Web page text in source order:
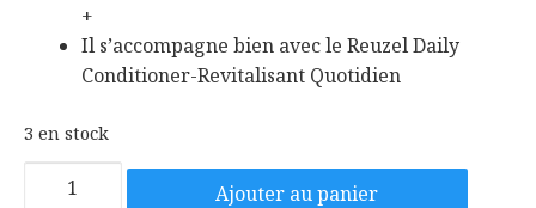
+
Il s’accompagne bien avec le Reuzel Daily
Conditioner-Revitalisant Quotidien
3 en stock
quantité
Ajouter au panier